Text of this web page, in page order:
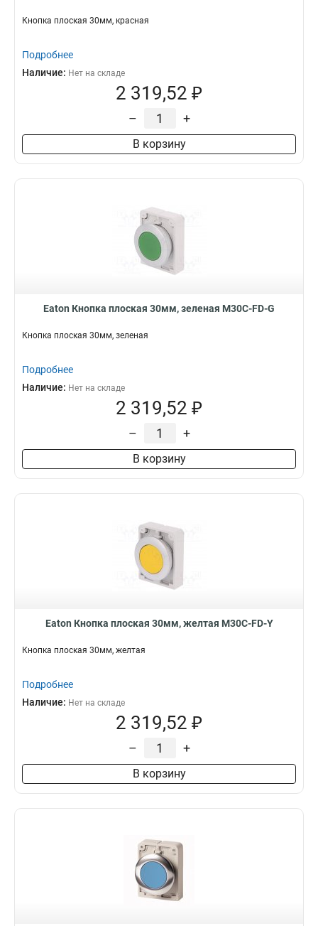
Кнопка плоская 30мм, красная
Подробнее
Наличие: Нет на складе
2 319,52 ₽
– +
В корзину
Eaton Кнопка плоская 30мм, зеленая M30C-FD-G
Кнопка плоская 30мм, зеленая
Подробнее
Наличие: Нет на складе
2 319,52 ₽
– +
В корзину
Eaton Кнопка плоская 30мм, желтая M30C-FD-Y
Кнопка плоская 30мм, желтая
Подробнее
Наличие: Нет на складе
2 319,52 ₽
– +
В корзину